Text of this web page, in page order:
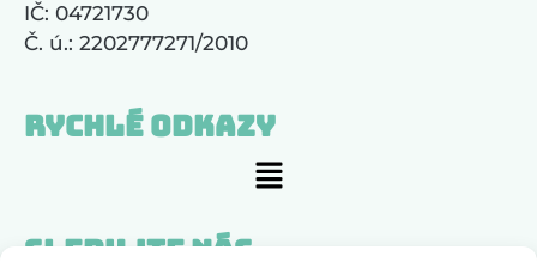
IČ: 04721730
Č. ú.: 2202777271/2010
Rychlé odkazy
Sledujte nás